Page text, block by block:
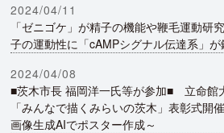
2024/04/11
「ゼニゴケ」が精子の機能や鞭毛運動研
子の運動性に「cAMPシグナル伝達系」
2024/04/08
■茨木市長 福岡洋一氏等が参加■ 立命館
「みんなで描くみらいの茨木」表彰式
画像生成AIでポスター作成～